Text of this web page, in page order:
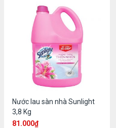
Nước lau sàn nhà Sunlight
3,8 Kg
81.000₫